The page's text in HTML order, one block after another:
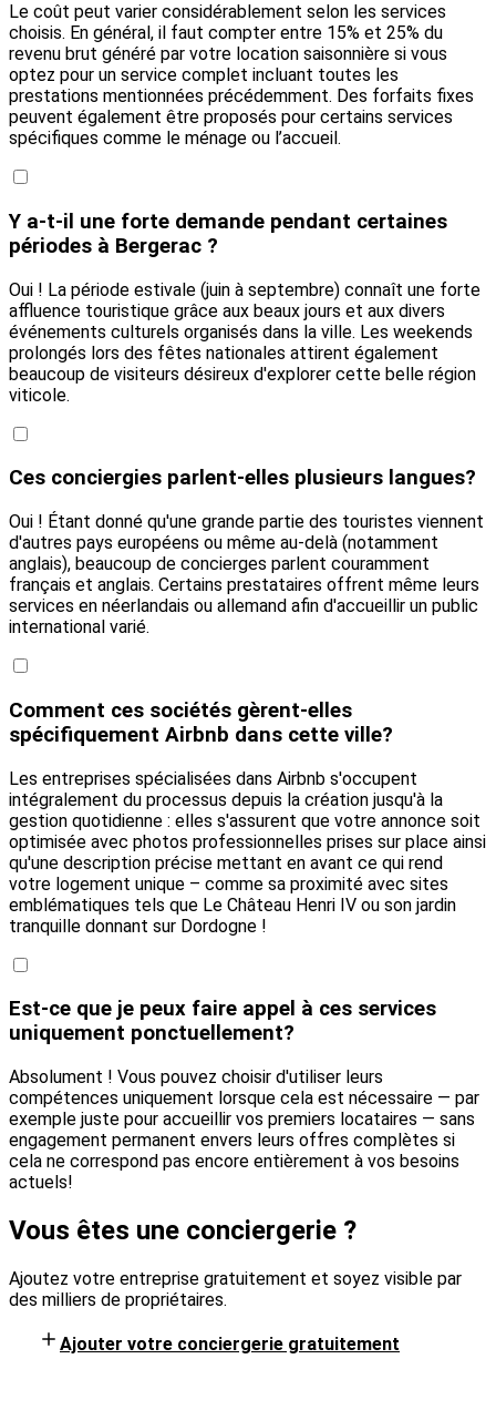
Le coût peut varier considérablement selon les services
choisis. En général, il faut compter entre 15% et 25% du
revenu brut généré par votre location saisonnière si vous
optez pour un service complet incluant toutes les
prestations mentionnées précédemment. Des forfaits fixes
peuvent également être proposés pour certains services
spécifiques comme le ménage ou l’accueil.
Y a-t-il une forte demande pendant certaines
périodes à Bergerac ?
Oui ! La période estivale (juin à septembre) connaît une forte
affluence touristique grâce aux beaux jours et aux divers
événements culturels organisés dans la ville. Les weekends
prolongés lors des fêtes nationales attirent également
beaucoup de visiteurs désireux d'explorer cette belle région
viticole.
Ces conciergies parlent-elles plusieurs langues?
Oui ! Étant donné qu'une grande partie des touristes viennent
d'autres pays européens ou même au-delà (notamment
anglais), beaucoup de concierges parlent couramment
français et anglais. Certains prestataires offrent même leurs
services en néerlandais ou allemand afin d'accueillir un public
international varié.
Comment ces sociétés gèrent-elles
spécifiquement Airbnb dans cette ville?
Les entreprises spécialisées dans Airbnb s'occupent
intégralement du processus depuis la création jusqu'à la
gestion quotidienne : elles s'assurent que votre annonce soit
optimisée avec photos professionnelles prises sur place ainsi
qu'une description précise mettant en avant ce qui rend
votre logement unique – comme sa proximité avec sites
emblématiques tels que Le Château Henri IV ou son jardin
tranquille donnant sur Dordogne !
Est-ce que je peux faire appel à ces services
uniquement ponctuellement?
Absolument ! Vous pouvez choisir d'utiliser leurs
compétences uniquement lorsque cela est nécessaire — par
exemple juste pour accueillir vos premiers locataires — sans
engagement permanent envers leurs offres complètes si
cela ne correspond pas encore entièrement à vos besoins
actuels!
Vous êtes une conciergerie ?
Ajoutez votre entreprise gratuitement et soyez visible par
des milliers de propriétaires.
Ajouter votre conciergerie gratuitement